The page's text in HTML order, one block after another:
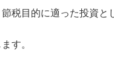
税目的に適った投資と
す。